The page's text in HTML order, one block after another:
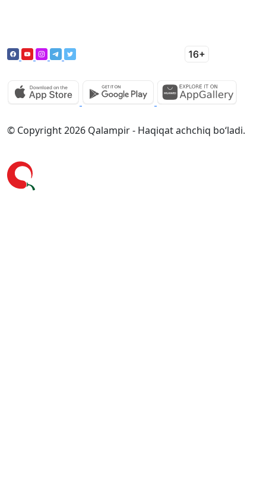
© Copyright 2026 Qalampir - Haqiqat achchiq bo‘ladi.